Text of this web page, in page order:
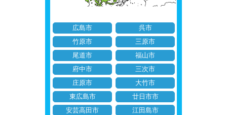
広島市
呉市
竹原市
三原市
尾道市
福山市
府中市
三次市
庄原市
大竹市
東広島市
廿日市市
安芸高田市
江田島市